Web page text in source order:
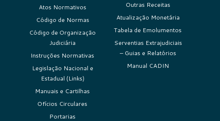
Atos Normativos
Código de Normas
Código de Organização
Judiciária
Instruções Normativas
Legislação Nacional e
Estadual (Links)
Manuais e Cartilhas
Ofícios Circulares
Portarias
Outras Receitas
Atualização Monetária
Tabela de Emolumentos
Serventias Extrajudiciais
– Guias e Relatórios
Manual CADIN